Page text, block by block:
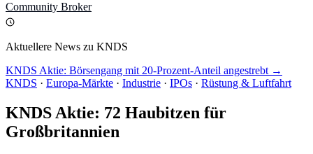
Community Broker
Aktuellere News zu KNDS
KNDS Aktie: Börsengang mit 20-Prozent-Anteil angestrebt →
KNDS · Europa-Märkte · Industrie · IPOs · Rüstung & Luftfahrt
KNDS Aktie: 72 Haubitzen für
Großbritannien